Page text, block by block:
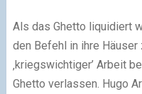
Als das Ghetto liquidiert
den Befehl in ihre Häuser
‚kriegswichtiger’ Arbeit
Ghetto verlassen. Hugo